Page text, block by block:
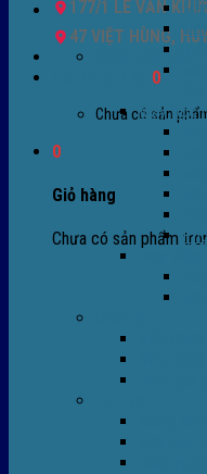
177/1 LÊ VĂN
47 VIỆT HÙNG,
0932 756 950
0
Chưa có sản
0
Giỏ hàng
Chưa có sản phẩm
Máy bọc